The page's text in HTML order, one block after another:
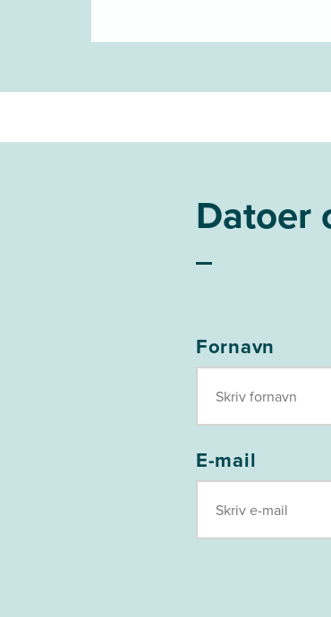
Datoer
Fornavn
E-mail